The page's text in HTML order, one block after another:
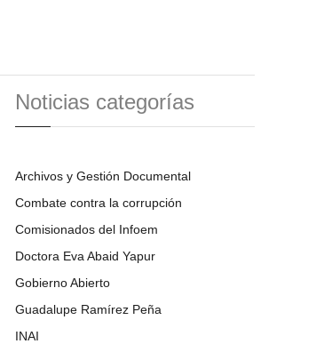
Noticias categorías
Archivos y Gestión Documental
Combate contra la corrupción
Comisionados del Infoem
Doctora Eva Abaid Yapur
Gobierno Abierto
Guadalupe Ramírez Peña
INAI